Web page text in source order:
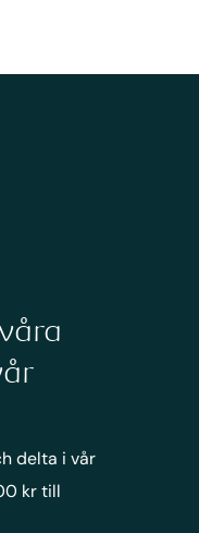
delta i vår
kr till